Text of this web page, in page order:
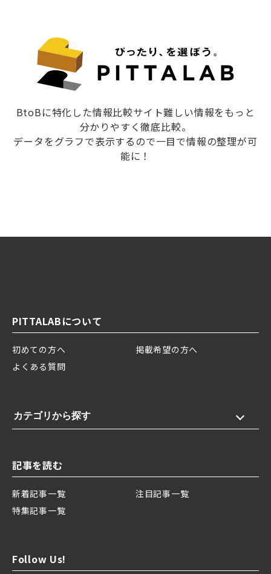
BtoBに特化した情報比較サイト難しい情報をもっと
分かりやすく徹底比較。
データをグラフで表示するので一目で情報の整理が可
能に！
PITTALABについて
初めての方へ
掲載希望の方へ
よくある質問
カテゴリから探す
記事を読む
新着記事一覧
注目記事一覧
特集記事一覧
Follow Us!